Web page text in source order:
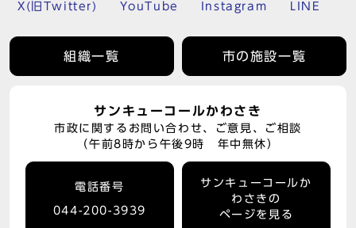
X(旧Twitter) YouTube Instagram LINE
組織一覧 市の施設一覧
サンキューコールかわさき
市政に関するお問い合わせ、ご意見、ご相談
（午前8時から午後9時 年中無休）
電話番号
044-200-3939
サンキューコールか
わさきの
ページを見る